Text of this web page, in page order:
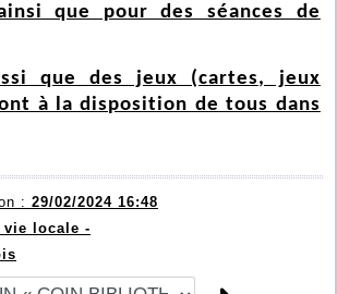
que pour des séances de
que des jeux (cartes, jeux
à la disposition de tous dans
: 29/02/2024 16:48
vie locale -